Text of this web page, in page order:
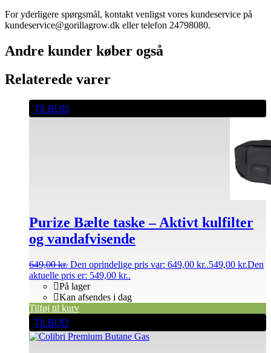
For yderligere spørgsmål, kontakt venligst vores kundeservice på
kundeservice@gorillagrow.dk eller telefon 24798080.
Andre kunder køber også
Relaterede varer
TILBUD
Purize Bælte taske – Aktivt kulfilter
og vandafvisende
649,00kr. Den oprindelige pris var: 649,00 kr..549,00 kr.Den
aktuelle pris er: 549,00 kr..
På lager
Kan afsendes i dag
Tilføj til kurv
TILBUD